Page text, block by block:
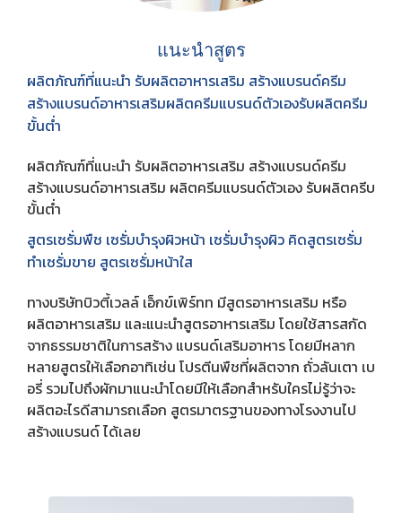
แนะนำสูตร
ผลิตภัณฑ์ที่แนะนำ รับผลิตอาหารเสริม สร้างแบรนด์ครีม
สร้างแบรนด์อาหารเสริมผลิตครีมแบรนด์ตัวเองรับผลิตครีม
ขั้นต่ำ
ผลิตภัณฑ์ที่แนะนำ รับผลิตอาหารเสริม สร้างแบรนด์ครีม
สร้างแบรนด์อาหารเสริม ผลิตครีมแบรนด์ตัวเอง รับผลิตครีบ
ขั้นต่ำ
สูตรเซรั่มพืช เซรั่มบำรุงผิวหน้า เซรั่มบำรุงผิว คิดสูตรเซรั่ม
ทำเซรั่มขาย สูตรเซรั่มหน้าใส
ทางบริษัทบิวตี้เวลล์ เอ็กข์เพิร์ทท มีสูตรอาหารเสริม หรือ
ผลิตอาหารเสริม และแนะนำสูตรอาหารเสริม โดยใช้สารสกัด
จากธรรมชาติในการสร้าง แบรนด์เสริมอาหาร โดยมีหลาก
หลายสูตรให้เลือกอาทิเช่น โปรตีนพืชที่ผลิตจาก ถั่วลันเตา เบ
อรี่ รวมไปถึงผักมาแนะนำโดยมีให้เลือกสำหรับใครไม่รู้ว่าจะ
ผลิตอะไรดีสามารถเลือก สูตรมาตรฐานของทางโรงงานไป
สร้างแบรนด์ ได้เลย